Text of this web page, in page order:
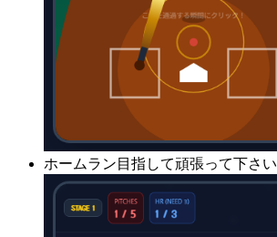
ホームラン目指して頑張って下さい